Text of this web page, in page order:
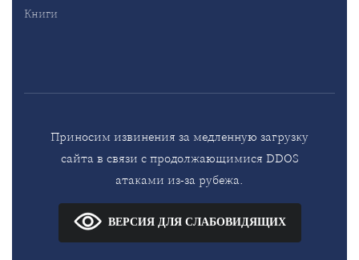
Книги
Приносим извинения за медленную загрузку
сайта в связи с продолжающимися DDOS
атаками из-за рубежа.
ВЕРСИЯ ДЛЯ СЛАБОВИДЯЩИХ